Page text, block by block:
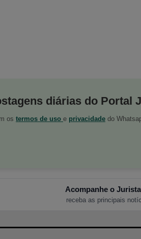
diárias do Portal
os termos de uso e privacidade do
Acompanhe o
receba as principais